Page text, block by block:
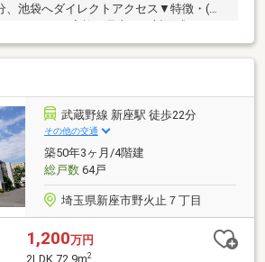
、池袋へダイレクトアクセス▼特徴・(株)
ンション・家族を見守れる対面式キッチ
ったり過ごせるゆとりの1620サイズ、窓
戸など全居室に収納スペース有・リビン
関＋水回りにエコカラット施工（機能性
ね備えた仕様）・ペット飼育可能(細則
暖房(LD)・食洗機・浄水器・ディスポー
燥機・24時間対応宅配ボックス▼周辺環
志木店 徒歩4分(約300m)・セブンイレブ
店 徒歩1分(約80m)
武蔵野線 新座駅 徒歩22分
その他の交通
築50年3ヶ月/4階建
総戸数64戸
埼玉県新座市野火止７丁目
1,200万円
2LDK 72.9m2